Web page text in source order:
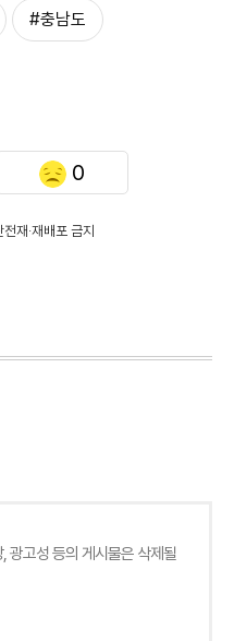
#충남도
0
재·재배포 금지